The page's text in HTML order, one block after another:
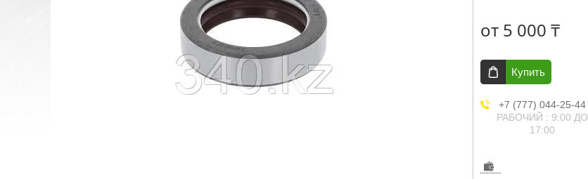
от 5 000 ₸
Купить
+7 (777) 044-25-44
РАБОЧИЙ : 9:00 ДО
17:00